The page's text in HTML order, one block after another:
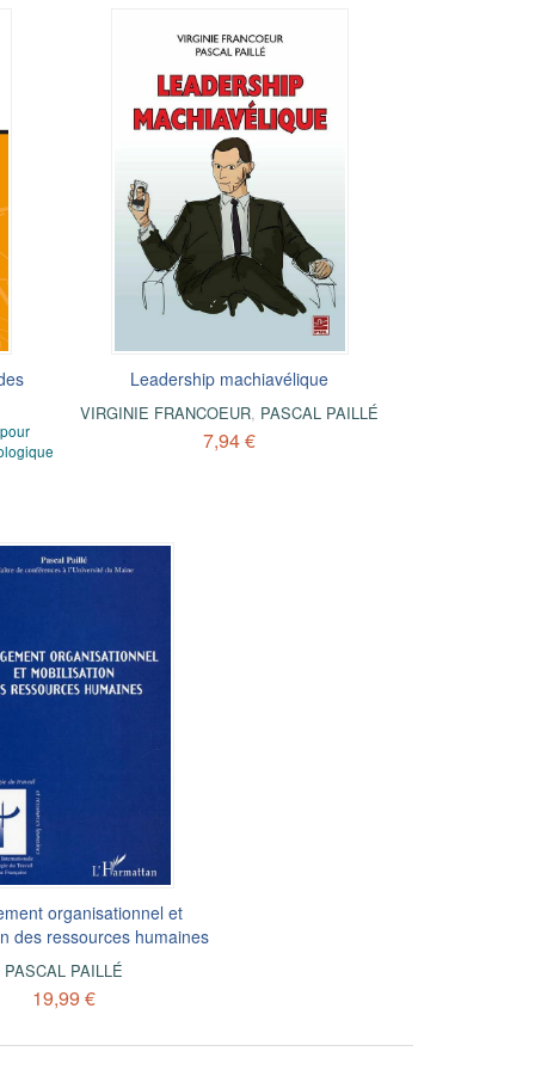
Leadership machiavélique
VIRGINIE FRANCOEUR, PASCAL PAILLÉ
7,94 €
organisationnel et
des ressources humaines
PASCAL PAILLÉ
19,99 €